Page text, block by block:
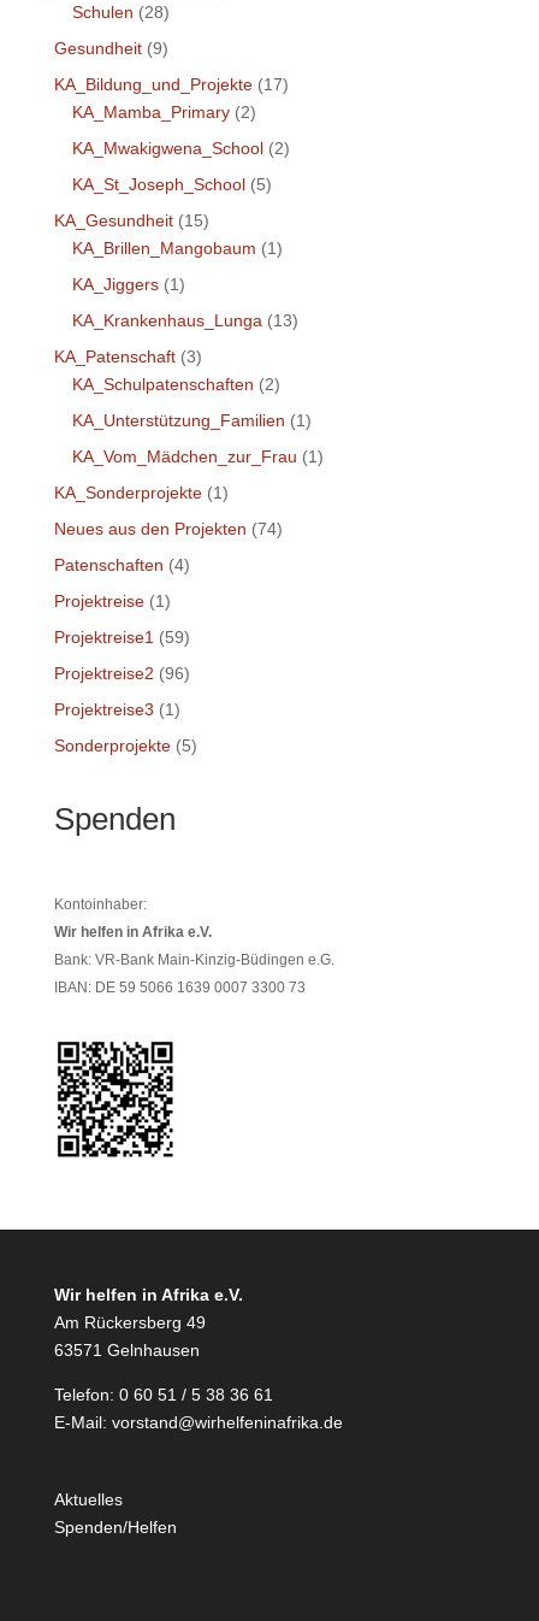
Schulen (28)
Gesundheit(9)
KA_Bildung_und_Projekte(17)
KA_Mamba_Primary(2)
KA_Mwakigwena_School(2)
KA_St_Joseph_School(5)
KA_Gesundheit(15)
KA_Brillen_Mangobaum (1)
KA_Jiggers(1)
KA_Krankenhaus_Lunga (13)
KA_Patenschaft(3)
KA_Schulpatenschaften (2)
KA_Unterstützung_Familien (1)
KA_Vom_Mädchen_zur_Frau (1)
KA_Sonderprojekte(1)
Neues aus den Projekten (74)
Patenschaften (4)
Projektreise(1)
Projektreise1 (59)
Projektreise2 (96)
Projektreise3 (1)
Sonderprojekte(5)
Spenden
Kontoinhaber:
Wir helfen in Afrika e.V.
Bank: VR-Bank Main-Kinzig-Büdingen e.G.
IBAN: DE 59 5066 1639 0007 3300 73
Wir helfen in Afrika e.V.
Am Rückersberg 49
63571 Gelnhausen
Telefon: 0 60 51 / 5 38 36 61
E-Mail: vorstand@wirhelfeninafrika.de
Aktuelles
Spenden/Helfen